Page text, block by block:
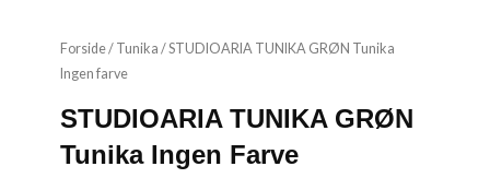
Forside/ Tunika / STUDIOARIA TUNIKA GRØN Tunika
Ingen farve
STUDIOARIA TUNIKA GRØN
Tunika Ingen Farve